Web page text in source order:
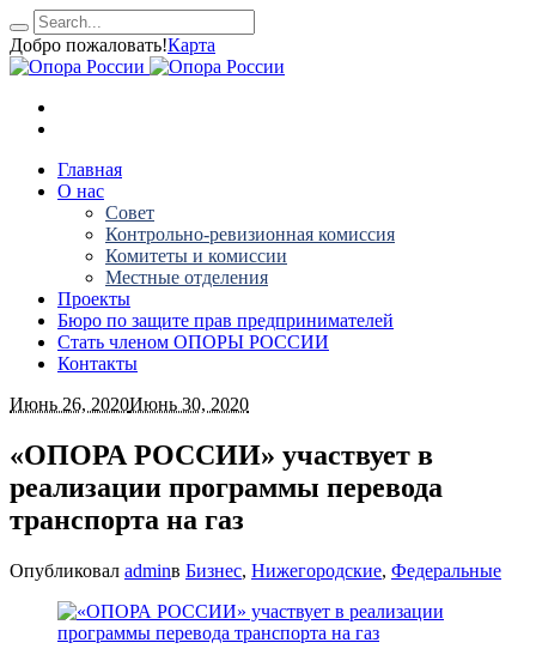
Добро пожаловать!Карта
Главная
О нас
Совет
Контрольно-ревизионная комиссия
Комитеты и комиссии
Местные отделения
Проекты
Бюро по защите прав предпринимателей
Стать членом ОПОРЫ РОССИИ
Контакты
Июнь 26, 2020Июнь 30, 2020
«ОПОРА РОССИИ» участвует в
реализации программы перевода
транспорта на газ
Опубликовал adminв Бизнес, Нижегородские, Федеральные